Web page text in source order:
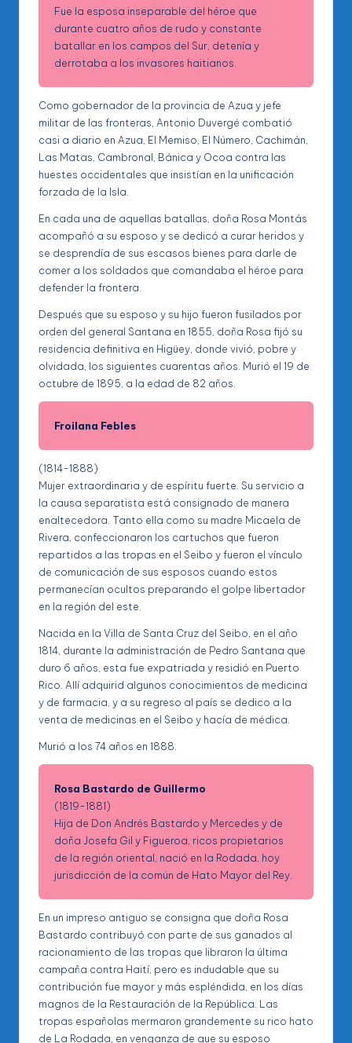
Fue la esposa inseparable del héroe que
durante cuatro años de rudo y constante
batallar en los campos del Sur, detenía y
derrotaba a los invasores haitianos.
Como gobernador de la provincia de Azua y jefe
militar de las fronteras, Antonio Duvergé combatió
casi a diario en Azua, El Memiso, El Número, Cachimán,
Las Matas, Cambronal, Bánica y Ocoa contra las
huestes occidentales que insistían en la unificación
forzada de la Isla.
En cada una de aquellas batallas, doña Rosa Montás
acompañó a su esposo y se dedicó a curar heridos y
se desprendía de sus escasos bienes para darle de
comer a los soldados que comandaba el héroe para
defender la frontera.
Después que su esposo y su hijo fueron fusilados por
orden del general Santana en 1855, doña Rosa fijó su
residencia definitiva en Higüey, donde vivió, pobre y
olvidada, los siguientes cuarentas años. Murió el 19 de
octubre de 1895, a la edad de 82 años.
Froilana Febles
(1814-1888)
Mujer extraordinaria y de espíritu fuerte. Su servicio a
la causa separatista está consignado de manera
enaltecedora. Tanto ella como su madre Micaela de
Rivera, confeccionaron los cartuchos que fueron
repartidos a las tropas en el Seibo y fueron el vínculo
de comunicación de sus esposos cuando estos
permanecían ocultos preparando el golpe libertador
en la región del este.
Nacida en la Villa de Santa Cruz del Seibo, en el año
1814, durante la administración de Pedro Santana que
duro 6 años, esta fue expatriada y residió en Puerto
Rico. Allí adquirid algunos conocimientos de medicina
y de farmacia, y a su regreso al país se dedico a la
venta de medicinas en el Seibo y hacía de médica.
Murió a los 74 años en 1888.
Rosa Bastardo de Guillermo
(1819-1881)
Hija de Don Andrés Bastardo y Mercedes y de
doña Josefa Gil y Figueroa, ricos propietarios
de la región oriental, nació en la Rodada, hoy
jurisdicción de la común de Hato Mayor del Rey.
En un impreso antiguo se consigna que doña Rosa
Bastardo contribuyó con parte de sus ganados al
racionamiento de las tropas que libraron la última
campaña contra Haití, pero es indudable que su
contribución fue mayor y más espléndida, en los días
magnos de la Restauración de la República. Las
tropas españolas mermaron grandemente su rico hato
de La Rodada, en venganza de que su esposo